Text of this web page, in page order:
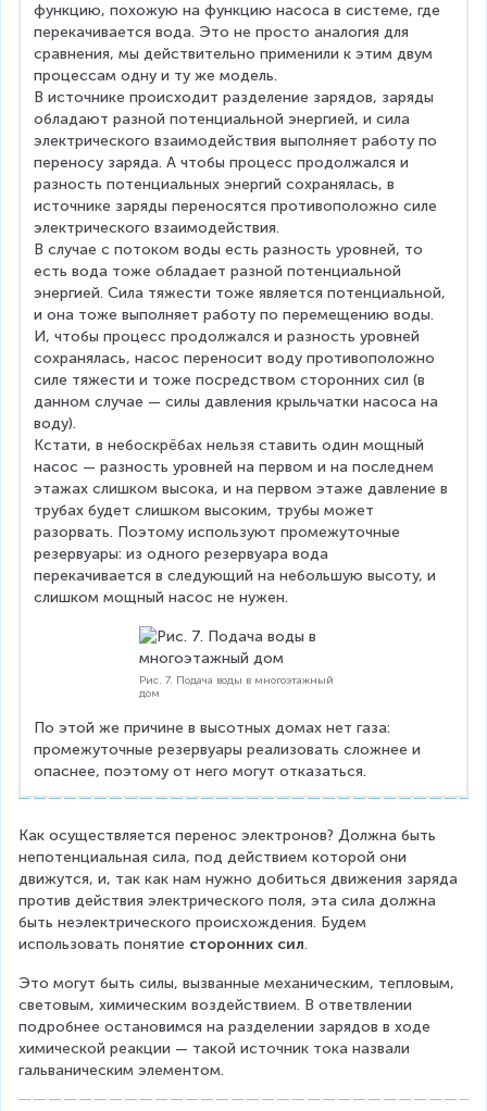
функцию, похожую на функцию насоса в системе, где
перекачивается вода. Это не просто аналогия для
сравнения, мы действительно применили к этим двум
процессам одну и ту же модель.
В источнике происходит разделение зарядов, заряды
обладают разной потенциальной энергией, и сила
электрического взаимодействия выполняет работу по
переносу заряда. А чтобы процесс продолжался и
разность потенциальных энергий сохранялась, в
источнике заряды переносятся противоположно силе
электрического взаимодействия.
В случае с потоком воды есть разность уровней, то
есть вода тоже обладает разной потенциальной
энергией. Сила тяжести тоже является потенциальной,
и она тоже выполняет работу по перемещению воды.
И, чтобы процесс продолжался и разность уровней
сохранялась, насос переносит воду противоположно
силе тяжести и тоже посредством сторонних сил (в
данном случае — силы давления крыльчатки насоса на
воду).
Кстати, в небоскрёбах нельзя ставить один мощный
насос — разность уровней на первом и на последнем
этажах слишком высока, и на первом этаже давление в
трубах будет слишком высоким, трубы может
разорвать. Поэтому используют промежуточные
резервуары: из одного резервуара вода
перекачивается в следующий на небольшую высоту, и
слишком мощный насос не нужен.
Рис. 7. Подача воды в многоэтажный
дом
По этой же причине в высотных домах нет газа:
промежуточные резервуары реализовать сложнее и
опаснее, поэтому от него могут отказаться.
Как осуществляется перенос электронов? Должна быть
непотенциальная сила, под действием которой они
движутся, и, так как нам нужно добиться движения заряда
против действия электрического поля, эта сила должна
быть неэлектрического происхождения. Будем
использовать понятие сторонних сил.
Это могут быть силы, вызванные механическим, тепловым,
световым, химическим воздействием. В ответвлении
подробнее остановимся на разделении зарядов в ходе
химической реакции — такой источник тока назвали
гальваническим элементом.